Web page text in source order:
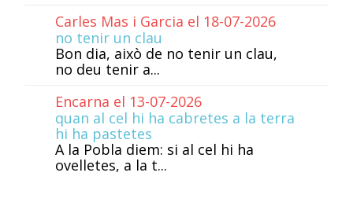
Carles Mas i Garcia el 18-07-2026
no tenir un clau
Bon dia, això de no tenir un clau,
no deu tenir a...
Encarna el 13-07-2026
quan al cel hi ha cabretes a la terra
hi ha pastetes
A la Pobla diem: si al cel hi ha
ovelletes, a la t...